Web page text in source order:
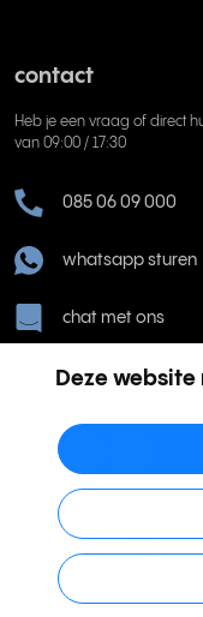
Deze
contact
Heb je een vraag of direct
van 09:00 / 17:30
085 06 09 000
whatsapp sturen
chat met ons
help@rinkel.nl
NL855066271B01